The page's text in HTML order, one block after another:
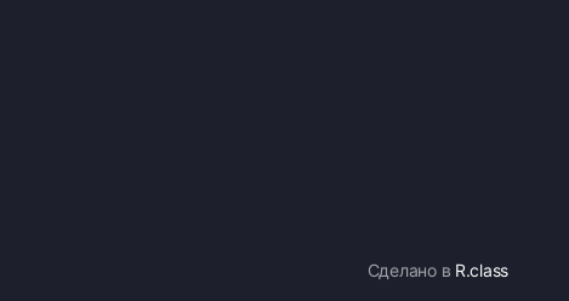
Сделано в R.class